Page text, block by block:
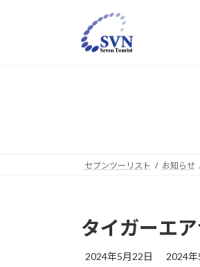
セブンツーリスト お知らせ
タイガーエ
2024年5月22日
最
2024年